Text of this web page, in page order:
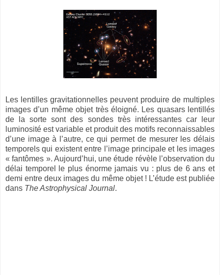
Les lentilles gravitationnelles peuvent produire de multiples
images d’un même objet très éloigné. Les quasars lentillés
de la sorte sont des sondes très intéressantes car leur
luminosité est variable et produit des motifs reconnaissables
d’une image à l’autre, ce qui permet de mesurer les délais
temporels qui existent entre l’image principale et les images
« fantômes ». Aujourd’hui, une étude révèle l’observation du
délai temporel le plus énorme jamais vu : plus de 6 ans et
demi entre deux images du même objet ! L’étude est publiée
dans The Astrophysical Journal.